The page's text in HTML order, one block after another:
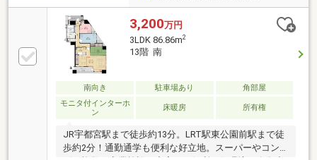
3,200万円
3LDK 86.86m2
13階 南
南向き 駐車場あり
角部屋
モニタ付インターホ
ン
床暖房 所有権
JR宇都宮駅まで徒歩約13分。LRT駅東公園前駅まで徒
歩約2分！通勤通学も便利な好立地。スーパーやコン